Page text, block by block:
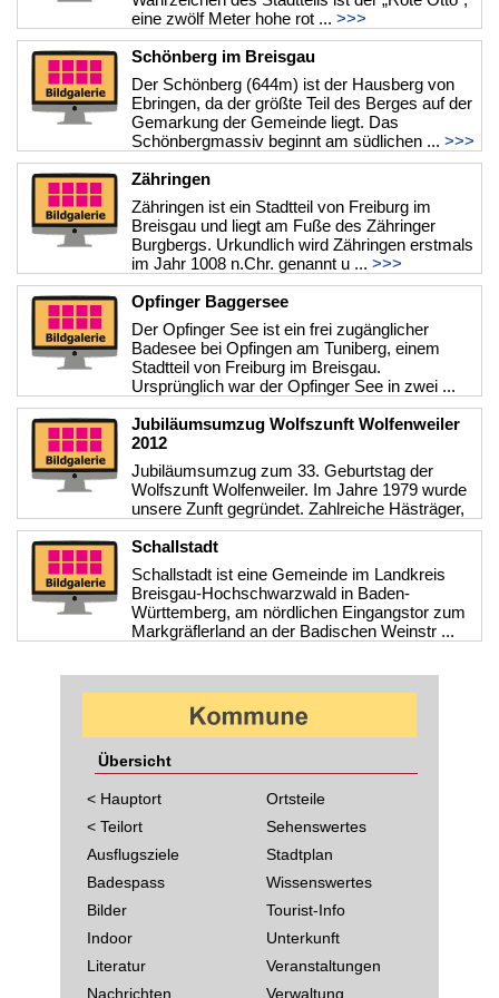
eine zwölf Meter hohe rot ... >>>
Schönberg im Breisgau
Der Schönberg (644m) ist der Hausberg von
Ebringen, da der größte Teil des Berges auf der
Gemarkung der Gemeinde liegt. Das
Schönbergmassiv beginnt am südlichen ... >>>
Zähringen
Zähringen ist ein Stadtteil von Freiburg im
Breisgau und liegt am Fuße des Zähringer
Burgbergs. Urkundlich wird Zähringen erstmals
im Jahr 1008 n.Chr. genannt u ... >>>
Opfinger Baggersee
Der Opfinger See ist ein frei zugänglicher
Badesee bei Opfingen am Tuniberg, einem
Stadtteil von Freiburg im Breisgau.
Ursprünglich war der Opfinger See in zwei ...
>>>
Jubiläumsumzug Wolfszunft Wolfenweiler
2012
Jubiläumsumzug zum 33. Geburtstag der
Wolfszunft Wolfenweiler. Im Jahre 1979 wurde
unsere Zunft gegründet. Zahlreiche Hästräger,
Musik- und Narrengruppen kamen ...>>>
Schallstadt
Schallstadt ist eine Gemeinde im Landkreis
Breisgau-Hochschwarzwald in Baden-
Württemberg, am nördlichen Eingangstor zum
Markgräflerland an der Badischen Weinstr ...
Übersicht
< Hauptort
< Teilort
Ausflugsziele
Badespass
Bilder
Indoor
Literatur
Nachrichten
Ortsteile
Sehenswertes
Stadtplan
Wissenswertes
Tourist-Info
Unterkunft
Veranstaltungen
Verwaltung